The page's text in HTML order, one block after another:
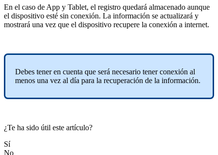
En el caso de App y Tablet, el registro quedará almacenado aunque
el dispositivo esté sin conexión. La información se actualizará y
mostrará una vez que el dispositivo recupere la conexión a internet.
Debes tener en cuenta que será necesario tener conexión al
menos una vez al día para la recuperación de la información.
¿Te ha sido útil este artículo?
Sí
No